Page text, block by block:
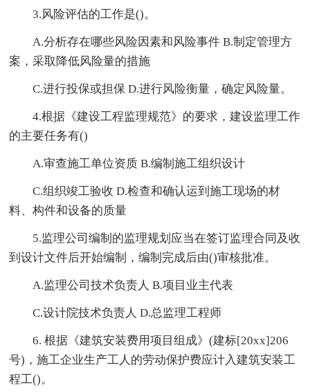
3.风险评估的工作是()。
A.分析存在哪些风险因素和风险事件 B.制定管理方
案，采取降低风险量的措施
C.进行投保或担保 D.进行风险衡量，确定风险量。
4.根据《建设工程监理规范》的要求，建设监理工作
的主要任务有()
A.审查施工单位资质 B.编制施工组织设计
C.组织竣工验收 D.检查和确认运到施工现场的材
料、构件和设备的质量
5.监理公司编制的监理规划应当在签订监理合同及收
到设计文件后开始编制，编制完成后由()审核批准。
A.监理公司技术负责人 B.项目业主代表
C.设计院技术负责人 D.总监理工程师
6. 根据《建筑安装费用项目组成》(建标[20xx]206
号)，施工企业生产工人的劳动保护费应计入建筑安装工
程工()。